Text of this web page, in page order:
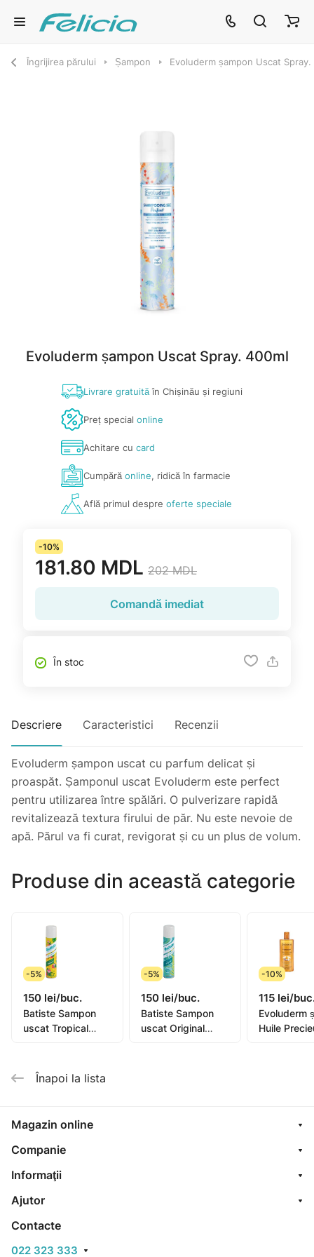
Îngrijirea părului Șampon Evoluderm șampon Uscat Spray.
Evoluderm șampon Uscat Spray. 400ml
Livrare gratuităîn Chișinău și regiuni
Preț special online
Achitare cu card
Cumpărăonline, ridică în farmacie
Află primul despre oferte speciale
-10%
181.80 MDL 202 MDL
Comandă imediat
În stoc
Descriere Caracteristici Recenzii
Evoluderm șampon uscat cu parfum delicat și
proaspăt. Șamponul uscat Evoluderm este perfect
pentru utilizarea între spălări. O pulverizare rapidă
revitalizează textura firului de păr. Nu este nevoie de
apă. Părul va fi curat, revigorat și cu un plus de volum.
Produse din această categorie
-5%
150 lei/buc.
Batiste Sampon
uscat Tropical
-5%
150 lei/buc.
Batiste Sampon
uscat Original
-10%
115 lei/
Evoluderm
Huile
Înapoi la lista
Magazin online
Companie
Informaţii
Ajutor
Contacte
022 323 333